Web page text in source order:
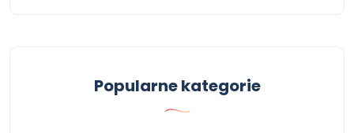
Popularne kategorie